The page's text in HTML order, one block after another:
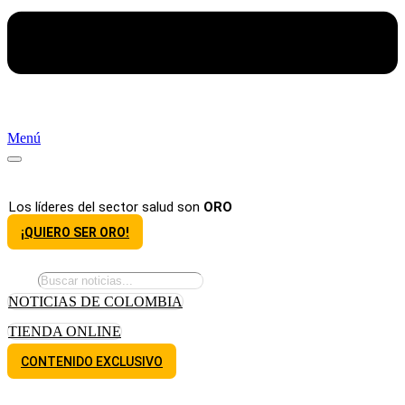
Menú
Los líderes del sector salud son ORO
¡QUIERO SER ORO!
NOTICIAS DE COLOMBIA
TIENDA ONLINE
CONTENIDO EXCLUSIVO